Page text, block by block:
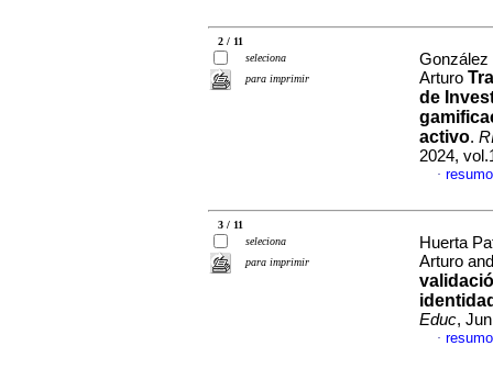
2 / 11
seleciona
para imprimir
González
Arturo
de
activo.
2024,
·
3 / 11
seleciona
para imprimir
Huerta
Arturo
Educ,
·